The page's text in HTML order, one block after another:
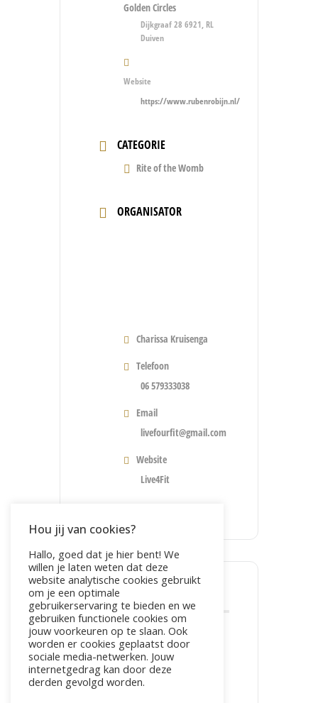
Golden Circles
Dijkgraaf 28 6921, RL
Duiven
Website
https://www.rubenrobijn.nl/
CATEGORIE
Rite of the Womb
ORGANISATOR
Charissa Kruisenga
Telefoon
06 579333038
Email
livefourfit@gmail.com
Website
Live4Fit
DEEL DIT EVENEMENT
Hou jij van cookies?
Hallo, goed dat je hier bent! We
willen je laten weten dat deze
website analytische cookies gebruikt
om je een optimale
gebruikerservaring te bieden en we
gebruiken functionele cookies om
jouw voorkeuren op te slaan. Ook
worden er cookies geplaatst door
sociale media-netwerken. Jouw
internetgedrag kan door deze
derden gevolgd worden.